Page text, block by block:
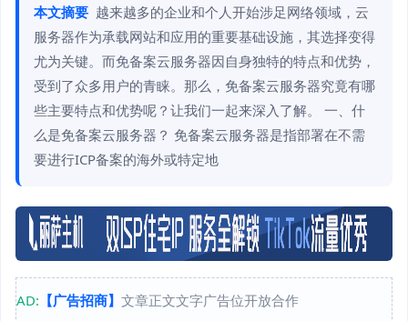
本文摘要 越来越多的企业和个人开始涉足网络领域，云
服务器作为承载网站和应用的重要基础设施，其选择变得
尤为关键。而免备案云服务器因自身独特的特点和优势，
受到了众多用户的青睐。那么，免备案云服务器究竟有哪
些主要特点和优势呢？让我们一起来深入了解。 一、什
么是免备案云服务器？ 免备案云服务器是指部署在不需
要进行ICP备案的海外或特定地
AD: 【广告招商】 文章正文文字广告位开放合作